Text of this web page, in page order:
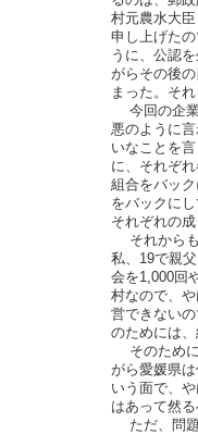
村元農水大
申し上げた
うに、公認
がらその後
まった。それ
今回の企業
悪のように
いなことを
に、それぞ
組合をバッ
をバックに
それぞれの
それからも
私、19で親
会を1,000回
村なので、
営できない
のためには、
そのために
がら愛媛県
いう面で、
はあって然る
ただ、問題